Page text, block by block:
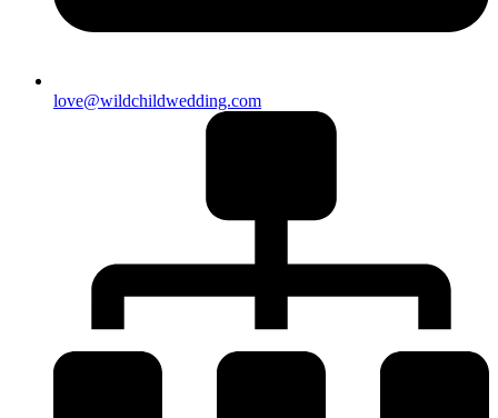
love@wildchildwedding.com